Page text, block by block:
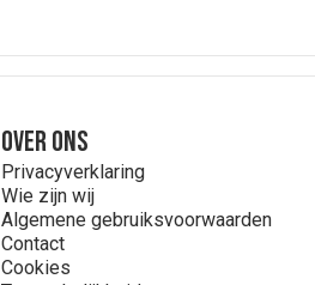
Over ons
Privacyverklaring
Wie zijn wij
Algemene gebruiksvoorwaarden
Contact
Cookies